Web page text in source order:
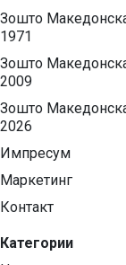
Зошто
1971
Зошто
2009
Зошто
2026
Импресум
Маркетинг
Контакт
Категории